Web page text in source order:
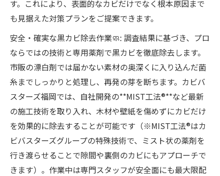
す。これにより、表面的なカビだけでなく根本原因まで
も見据えた対策プランをご提案できます。
安全・確実な黒カビ除去作業🧼: 調査結果に基づき、プロ
ならではの技術と専用薬剤で黒カビを徹底除去します。
市販の漂白剤では届かない素材の奥深くに入り込んだ菌
糸までしっかりと処理し、再発の芽を断ちます。カビバ
スターズ福岡では、自社開発の**MIST工法®**など最新
の施工技術を取り入れ、木材や壁紙を傷めずにカビだけ
を効果的に除去することが可能です（※MIST工法®はカ
ビバスターズグループの特殊技術で、ミスト状の薬剤を
行き渡らせることで隙間や裏側のカビにもアプローチで
きます）。作業中は専門スタッフが安全面にも最大限配